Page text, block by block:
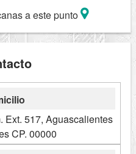
a este punto
517, Aguascalientes
CP. 00000